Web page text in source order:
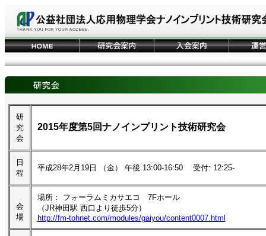
研
究
会
2015年度第5回ナノインプリント技術研究会
日
程
平成28年2月19日 （金） 午後 13:00-16:50 受付: 12:25-
会
場
場所： フォーラムミカサエコ 7Fホール
（JR神田駅 西口より徒歩5分）
http://fm-tohnet.com/modules/gaiyou/content0007.html